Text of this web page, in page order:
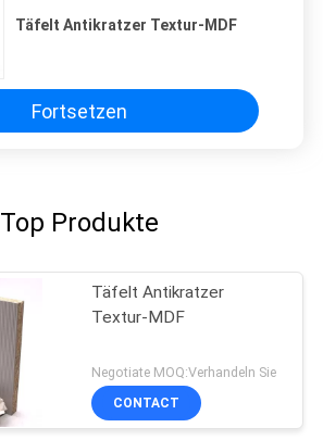
Täfelt Antikratzer Textur-MDF
Fortsetzen
Top Produkte
Täfelt Antikratzer
Textur-MDF
Negotiate MOQ:Verhandeln Sie
CONTACT